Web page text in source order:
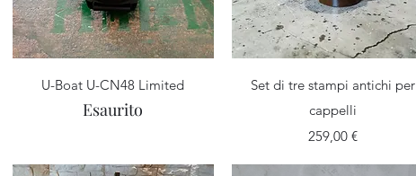
Vista rapida
U-Boat U-CN48 Limited
Esaurito
Vista rapida
Set di tre stampi antichi per
cappelli
Prezzo
259,00 €